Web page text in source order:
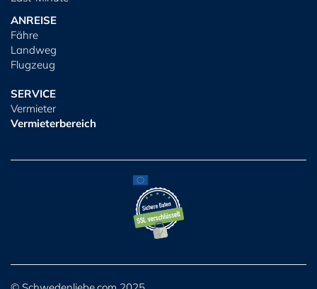
ANREISE
Fähre
Landweg
Flugzeug
SERVICE
Vermieter
Vermieterbereich